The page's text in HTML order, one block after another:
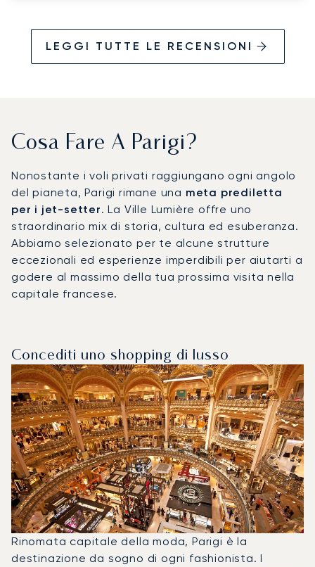
LEGGI TUTTE LE RECENSIONI
Cosa Fare A Parigi?
Nonostante i voli privati raggiungano ogni angolo
del pianeta, Parigi rimane una meta prediletta
per i jet-setter. La Ville Lumière offre uno
straordinario mix di storia, cultura ed esuberanza.
Abbiamo selezionato per te alcune strutture
eccezionali ed esperienze imperdibili per aiutarti a
godere al massimo della tua prossima visita nella
capitale francese.
Concediti uno shopping di lusso
Rinomata capitale della moda, Parigi è la
destinazione da sogno di ogni fashionista. I